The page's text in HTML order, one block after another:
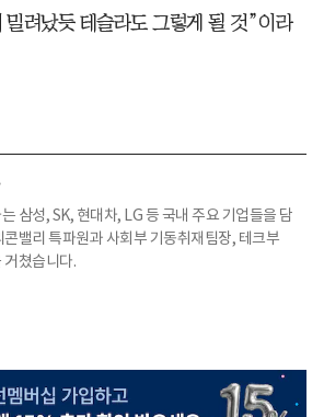
밀려났듯 테슬라도 그렇게 될 것”이라
삼성, SK, 현대차, LG 등 국내 주요 기업들을 담
콘밸리 특파원과 사회부 기동취재팀장, 테크부
거쳤습니다.